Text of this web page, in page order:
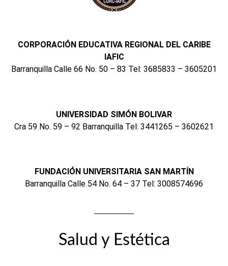
CORPORACIÓN EDUCATIVA REGIONAL DEL CARIBE
IAFIC
Barranquilla Calle 66 No. 50 – 83 Tel: 3685833 – 3605201
UNIVERSIDAD SIMÓN BOLIVAR
Cra 59 No. 59 – 92 Barranquilla Tel: 3441265 – 3602621
FUNDACIÓN UNIVERSITARIA SAN MARTÍN
Barranquilla Calle 54 No. 64 – 37 Tel: 3008574696
Salud y Estética